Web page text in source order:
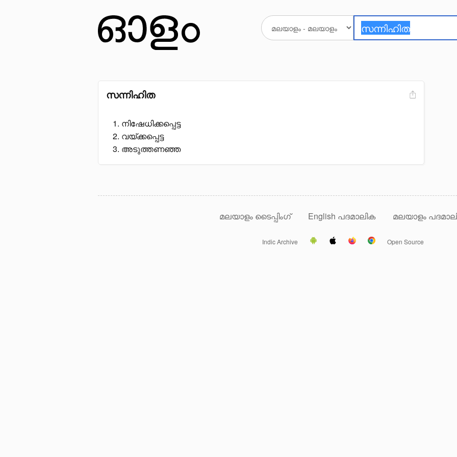
സന്നിഹിത
നിഷേധിക്കപ്പെട്ട
വയ്ക്കപ്പെട്ട
അടുത്തണഞ്ഞ
മലയാളം ടൈപ്പിംഗ് English പദമാലിക മലയാളം
Indic Archive Open Source